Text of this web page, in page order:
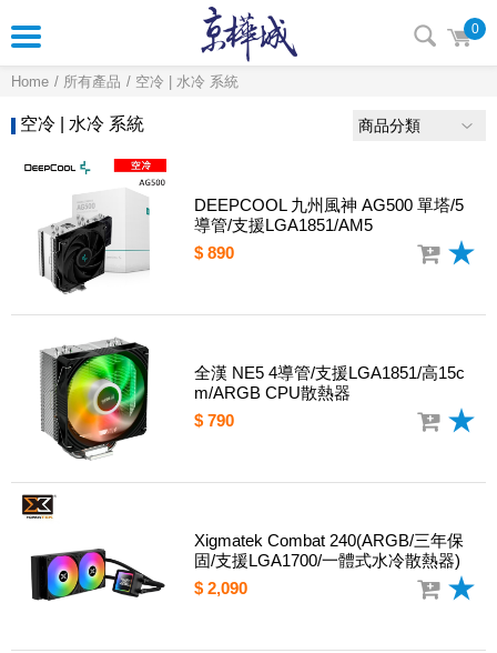
0
Home 所有產品 空冷 | 水冷 系統
空冷 | 水冷 系統 商品分類
DEEPCOOL 九州風神 AG500 單塔/5
導管/支援LGA1851/AM5
$ 890
全漢 NE5 4導管/支援LGA1851/高15c
m/ARGB CPU散熱器
$ 790
Xigmatek Combat 240(ARGB/三年保
固/支援LGA1700/一體式水冷散熱器)
$ 2,090